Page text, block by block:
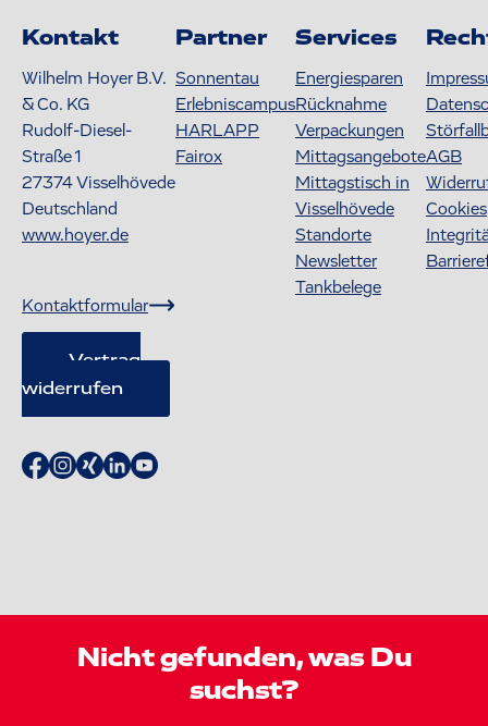
Kontakt
Wilhelm Hoyer B.V.
& Co. KG
Rudolf-Diesel-
Straße 1
27374Visselhövede
Deutschland
www.hoyer.de
Kontaktformular
Vertrag
widerrufen
Partner
Sonnentau
Erlebniscampus
HARLAPP
Fairox
Services
Energiesparen
Rücknahme
Verpackungen
Mittagsangebote
Mittagstisch in
Visselhövede
Standorte
Newsletter
Tankbelege
AGB
Cookies
Nicht gefunden, was Du
suchst?